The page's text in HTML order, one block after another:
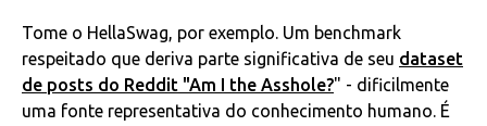
Tome o HellaSwag, por exemplo. Um benchmark
respeitado que deriva parte significativa de seu dataset
de posts do Reddit "Am I the Asshole?" - dificilmente
uma fonte representativa do conhecimento humano. É